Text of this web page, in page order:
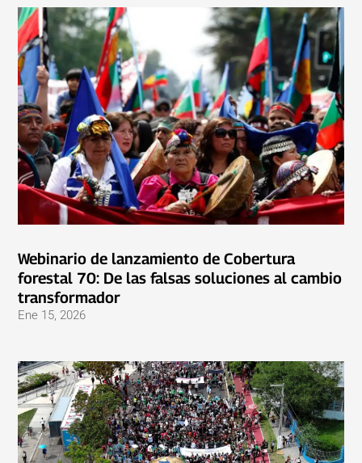
Webinario de lanzamiento de Cobertura
forestal 70: De las falsas soluciones al cambio
transformador
Ene 15, 2026